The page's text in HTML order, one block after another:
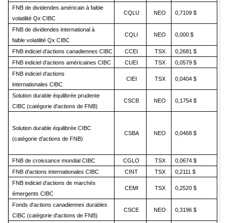
FNB de dividendes américain à faible
volatilité Qx CIBC
CQLU NEO 0,7109 $
FNB de dividendes international à
faible volatilité Qx CIBC
CQLI NEO 0,000 $
FNB indiciel d'actions canadiennes CIBC CCEI TSX
0,2681 $
FNB indiciel d'actions américaines CIBC
CUEI TSX
0,0579 $
FNB indiciel d'actions
internationales CIBC
CIEI TSX 0,0404 $
Solution durable équilibrée prudente
CIBC (catégorie d'actions de FNB)
CSCB NEO 0,1754 $
Solution durable équilibrée CIBC
(catégorie d'actions de FNB)
CSBA NEO 0,0468 $
FNB de croissance mondial CIBC CGLO TSX
0,0674 $
FNB d'actions internationales CIBC
CINT TSX
0,2111 $
FNB indiciel d'actions de marchés
émergents CIBC
CEMI TSX 0,2520 $
Fonds d'actions canadiennes durables
CIBC (catégorie d'actions de FNB)
CSCE NEO 0,3196 $